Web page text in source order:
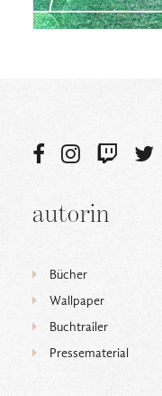
autorin
Bücher
Wallpaper
Buchtrailer
Pressematerial